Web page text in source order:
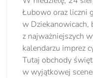
Łubowo oraz liczni
w Dziekanowicach,
z najważniejszych
kalendarzu imprez
Tutaj obchody
w wyjątkowej